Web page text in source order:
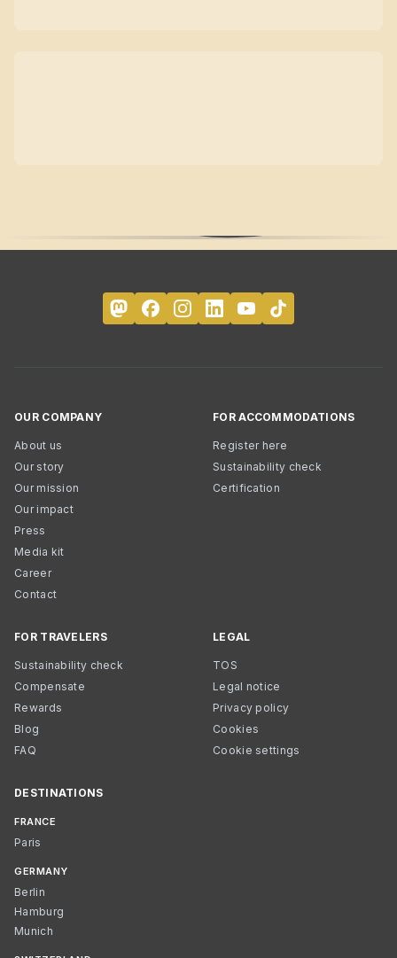
OUR COMPANY
About us
Our story
Our mission
Our impact
Press
Media kit
Career
Contact
FOR ACCOMMODATIONS
Register here
Sustainability check
Certification
FOR TRAVELERS
Sustainability check
Compensate
Rewards
Blog
FAQ
LEGAL
TOS
Legal notice
Privacy policy
Cookies
Cookie settings
DESTINATIONS
FRANCE
Paris
GERMANY
Berlin
Hamburg
Munich